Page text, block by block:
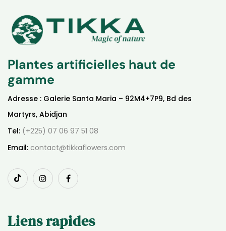
Plantes artificielles haut de
gamme
Adresse : Galerie Santa Maria – 92M4+7P9, Bd des
Martyrs, Abidjan
Tel: (+225) 07 06 97 51 08
Email: contact@tikkaflowers.com
Liens rapides